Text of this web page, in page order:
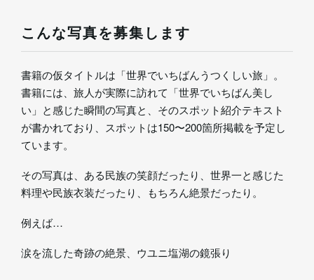
こんな写真を募集します
書籍の仮タイトルは「世界でいちばんうつくしい旅」。
書籍には、旅人が実際に訪れて「世界でいちばん美し
い」と感じた瞬間の写真と、そのスポット紹介テキスト
が書かれており、スポットは150〜200箇所掲載を予定し
ています。
その写真は、ある民族の笑顔だったり、世界一と感じた
料理や民族衣装だったり、もちろん絶景だったり。
例えば…
涙を流した奇跡の絶景、ウユニ塩湖の鏡張り